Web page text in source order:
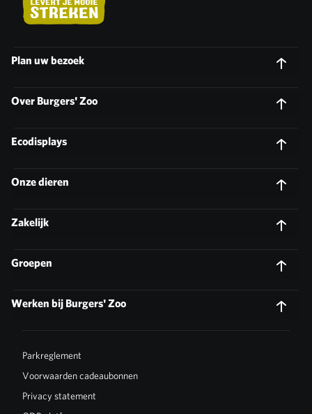
Plan uw bezoek
Over Burgers' Zoo
Ecodisplays
Onze dieren
Zakelijk
Groepen
Werken bij Burgers' Zoo
Parkreglement
Voorwaarden cadeaubonnen
Privacy statement